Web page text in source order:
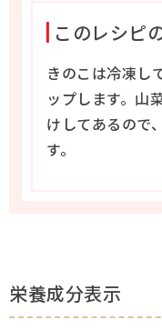
このレシピ
きのこは冷凍し
ップします。山
けしてあるので
す。
栄養成分表示